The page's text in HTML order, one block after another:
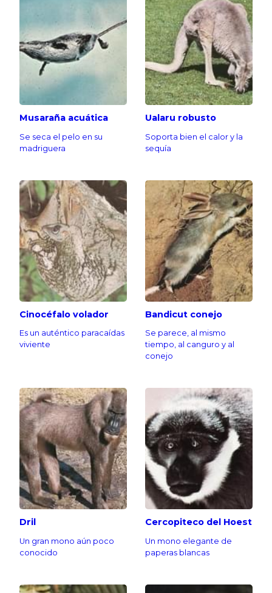
Musaraña acuática
Se seca el pelo en su
madriguera
Ualaru robusto
Soporta bien el calor y la
sequía
Cinocéfalo volador
Es un auténtico paracaídas
viviente
Bandicut conejo
Se parece, al mismo
tiempo, al canguro y al
conejo
Dril
Un gran mono aún poco
conocido
Cercopiteco del Hoest
Un mono elegante de
paperas blancas